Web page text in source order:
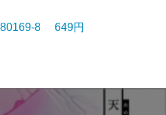
8 649円